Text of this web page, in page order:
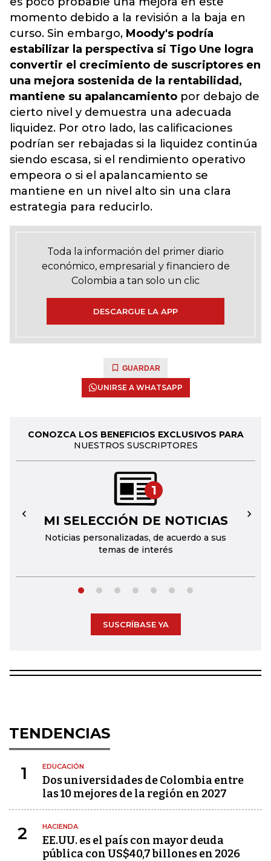
momento debido a la revisión a la baja en
curso. Sin embargo, Moody's podría
estabilizar la perspectiva si Tigo Une logra
convertir el crecimiento de suscriptores en
una mejora sostenida de la rentabilidad,
mantiene su apalancamiento por debajo de
cierto nivel y demuestra una adecuada
liquidez. Por otro lado, las calificaciones
podrían ser rebajadas si la liquidez continúa
siendo escasa, si el rendimiento operativo
empeora o si el apalancamiento se
mantiene en un nivel alto sin una clara
estrategia para reducirlo.
Toda la información del primer diario
económico, empresarial y financiero de
Colombia a tan solo un clic
DESCARGUE LA APP
GUARDAR
UNIRSE A WHATSAPP
CONOZCA LOS BENEFICIOS EXCLUSIVOS PARA
NUESTROS SUSCRIPTORES
1
MI SELECCIÓN DE NOTICIAS
Noticias personalizadas, de acuerdo a sus
temas de interés
← →
SUSCRÍBASE YA
TENDENCIAS
1 EDUCACIÓN
Dos universidades de Colombia entre
las 10 mejores de la región en 2027
2 HACIENDA
EE.UU. es el país con mayor deuda
pública con US$40,7 billones en 2026